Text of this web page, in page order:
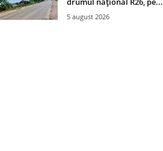
5 august 2026